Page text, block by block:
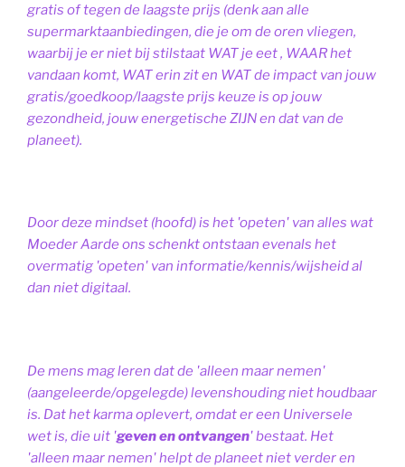
gratis of tegen de laagste prijs (denk aan alle
supermarktaanbiedingen, die je om de oren vliegen,
waarbij je er niet bij stilstaat WAT je eet , WAAR het
vandaan komt, WAT erin zit en WAT de impact van jouw
gratis/goedkoop/laagste prijs keuze is op jouw
gezondheid, jouw energetische ZIJN en dat van de
planeet).
Door deze mindset (hoofd) is het 'opeten' van alles wat
Moeder Aarde ons schenkt ontstaan evenals het
overmatig 'opeten' van informatie/kennis/wijsheid al
dan niet digitaal.
De mens mag leren dat de 'alleen maar nemen'
(aangeleerde/opgelegde) levenshouding niet houdbaar
is. Dat het karma oplevert, omdat er een Universele
wet is, die uit 'geven en ontvangen' bestaat. Het
'alleen maar nemen' helpt de planeet niet verder en